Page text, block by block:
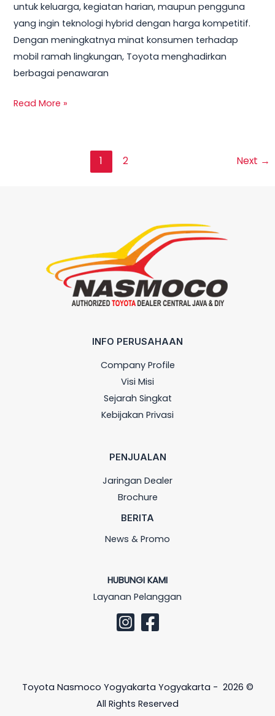
untuk keluarga, kegiatan harian, maupun pengguna
yang ingin teknologi hybrid dengan harga kompetitif.
Dengan meningkatnya minat konsumen terhadap
mobil ramah lingkungan, Toyota menghadirkan
berbagai penawaran
Read More »
1 2 Next →
INFO PERUSAHAAN
Company Profile
Visi Misi
Sejarah Singkat
Kebijakan Privasi
PENJUALAN
Jaringan Dealer
Brochure
BERITA
News & Promo
HUBUNGI KAMI
Layanan Pelanggan
Toyota Nasmoco Yogyakarta Yogyakarta - 2026 ©
All Rights Reserved